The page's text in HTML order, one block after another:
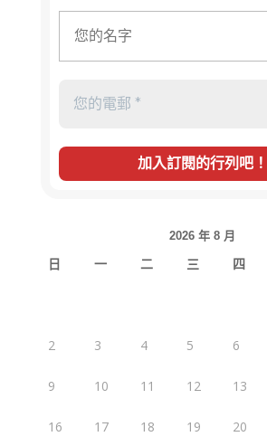
2026 年 8 月
日 一 二 三 四
2 3 4 5 6
9 10 11 12 13
16 17 18 19 20